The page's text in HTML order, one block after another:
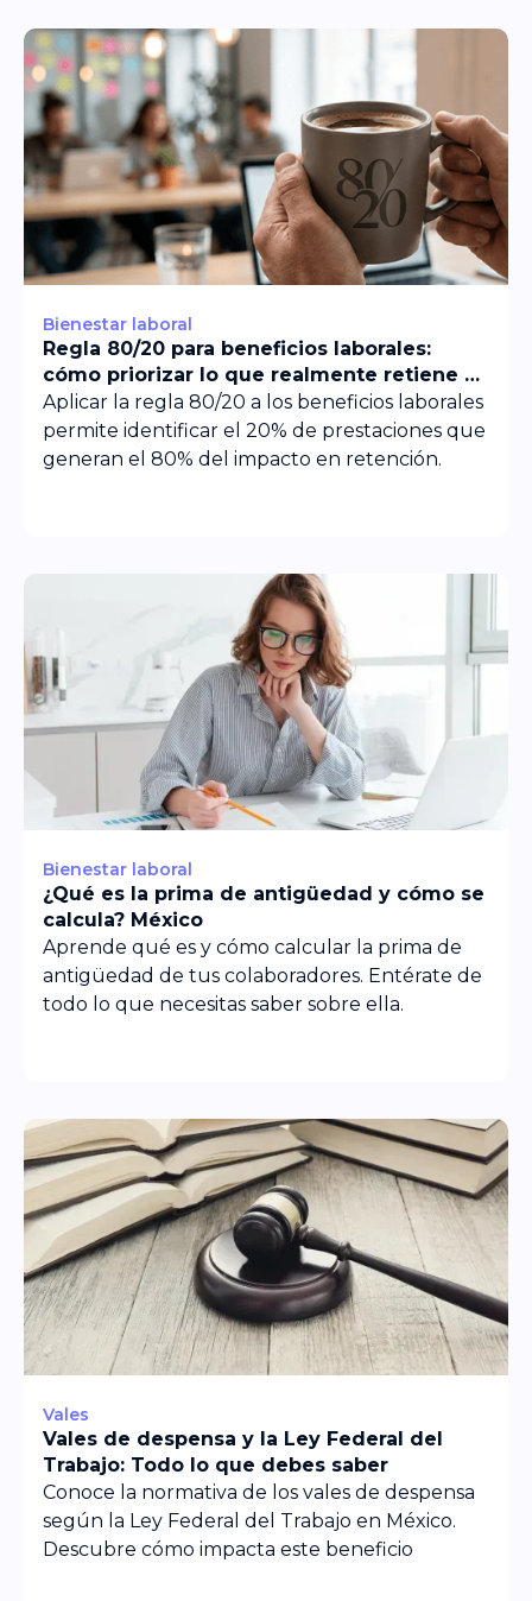
Bienestar laboral
Regla 80/20 para beneficios laborales:
cómo priorizar lo que realmente retiene a
tu equipo
Aplicar la regla 80/20 a los beneficios laborales
permite identificar el 20% de prestaciones que
generan el 80% del impacto en retención.
Bienestar laboral
¿Qué es la prima de antigüedad y cómo se
calcula? México
Aprende qué es y cómo calcular la prima de
antigüedad de tus colaboradores. Entérate de
todo lo que necesitas saber sobre ella.
Vales
Vales de despensa y la Ley Federal del
Trabajo: Todo lo que debes saber
Conoce la normativa de los vales de despensa
según la Ley Federal del Trabajo en México.
Descubre cómo impacta este beneficio